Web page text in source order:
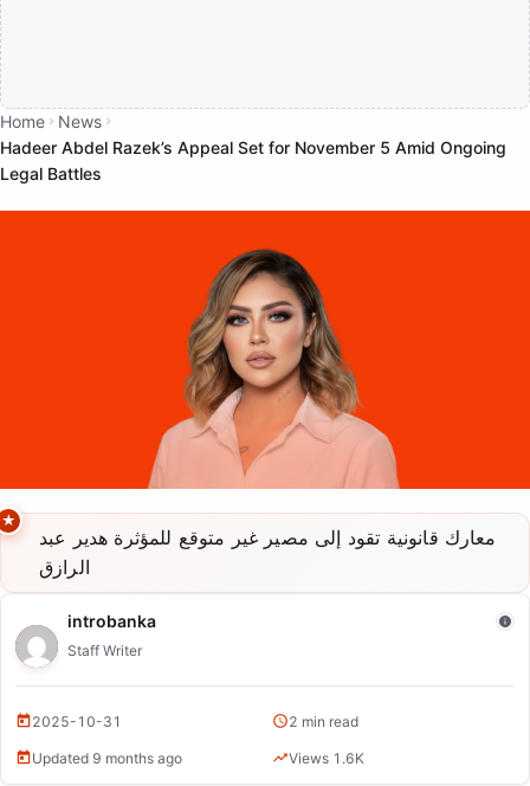
Home
News
Hadeer Abdel Razek’s Appeal Set for November 5 Amid Ongoing
Legal Battles
Hadeer Abdel Razek’s Appeal Set for November 5
Amid Ongoing Legal Battles
معارك قانونية تقود إلى مصير غير متوقع للمؤثرة هدير عبد
الرازق
introbanka
Staff Writer
2025-10-31 2 min read
Updated 9 months ago Views 1.6K